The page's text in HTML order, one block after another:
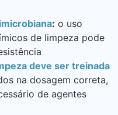
: o uso
de limpeza pode
deve ser treinada
na dosagem correta,
de agentes